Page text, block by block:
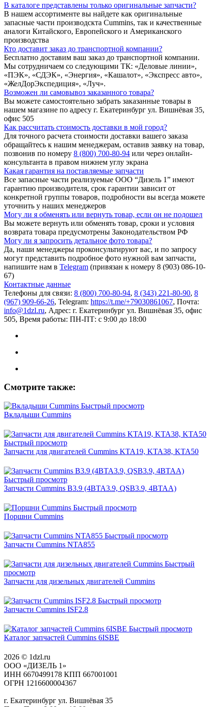
В каталоге представлены только оригинальные запчасти?
В нашем ассортименте вы найдете как оригинальные
запасные части производскта Cummins, так и качественные
аналоги Китайского, Европейского и Американского
производства
Кто доставит заказ до транспортной компании?
Бесплатно доставим ваш заказ до транспортной компании.
Мы сотрудничаем со следующими ТК: «Деловые линии»,
«ПЭК», «СДЭК», «Энергия», «Кашалот», «Экспресс авто»,
«ЖелДорЭкспедиция», «Луч».
Возможен ли самовывоз заказанного товара?
Вы можете самостоятельно забрать заказанные товары в
нашем магазине по адресу г. Екатеринбург ул. Вишнёвая 35,
офис 505
Как рассчитать стоимость доставки в мой город?
Для точного расчета стоимости доставки вашего заказа
обращайтесь к нашим менеджерам, оставив заявку на товар,
позвонив по номеру 8 (800) 700-80-94 или через онлайн-
консультанта в правом нижнем углу экрана
Какая гарантия на поставляемые запчасти
Все запасные части реализуемые ООО “Дизель 1” имеют
гарантию производителя, срок гарантии зависит от
конкретной группы товаров, подробности вы всегда можете
уточнить у наших менеджеров
Могу ли я обменять или вернуть товар, если он не подошел
Вы можете вернуть или обменять товар, сроки и условия
возврата товара предусмотрены Законодательством РФ
Могу ли я запросить детальное фото товара?
Да, наши менеджеры проконсультируют вас, и по запросу
могут представить подробное фото нужной вам запчасти,
напишите нам в Telegram (привязан к номеру 8 (903) 086-10-
67)
Контактные данные
Телефоны для связи: 8 (800) 700-80-94, 8 (343) 221-80-90, 8
(967) 909-66-26, Telegram: https://t.me/+79030861067, Почта:
info@1dzl.ru, Адрес: г. Екатеринбург ул. Вишнёвая 35, офис
505, Время работы: ПН-ПТ: с 9:00 до 18:00
Смотрите также:
Быстрый просмотр
Вкладыши Cummins
Быстрый просмотр
Запчасти для двигателей Cummins KTA19, KTA38, KTA50
Быстрый просмотр
Запчасти Cummins B3.9 (4BTA3.9, QSB3.9, 4BTAA)
Быстрый просмотр
Поршни Cummins
Быстрый просмотр
Запчасти Cummins NTA855
Быстрый
просмотр
Запчасти для дизельных двигателей Cummins
Быстрый просмотр
Запчасти Cummins ISF2.8
Быстрый просмотр
Каталог запчастей Cummins 6ISBE
2026 © 1dzl.ru
ООО «ДИЗЕЛЬ 1»
ИНН 6670499178 КПП 667001001
ОГРН 1216600004367
г. Екатеринбург ул. Вишнёвая 35